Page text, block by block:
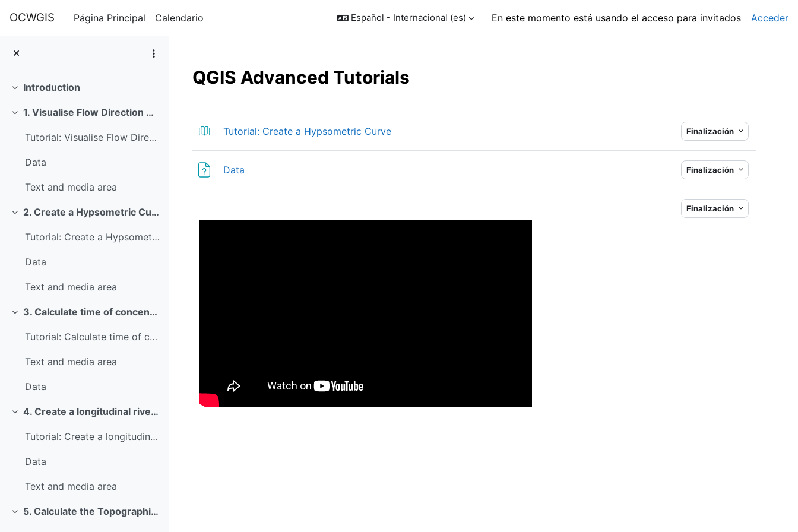
OCWGIS Página Principal Calendario Español - Internacional ‎(es)‎ En este momento está usando el acceso para invitados Acceder
Colapsar
Introduction
Colapsar
1. Visualise Flow Direction with Arrows
Tutorial: Visualise Flow Direction with Arrows
Data
Text and media area
Colapsar
2. Create a Hypsometric Curve
Tutorial: Create a Hypsometric Curve
Data
Text and media area
Colapsar
3. Calculate time of concentration of a river (Kirpich equation)
Tutorial: Calculate time of concentration of a river (Kirpich equation)
Text and media area
Data
Colapsar
4. Create a longitudinal river profile
Tutorial: Create a longitudinal river profile
Data
Text and media area
Colapsar
5. Calculate the Topographic Wetness Index from a DTM
QGIS Advanced Tutorials
Tutorial: Create a Hypsometric CurveLibro Finalización
Data Finalización
Finalización